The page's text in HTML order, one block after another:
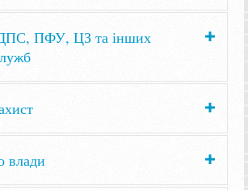
ДПС, ПФУ, ЦЗ та інших
влади